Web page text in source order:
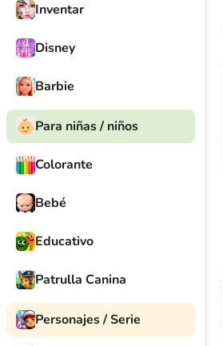
Inventar
Disney
Barbie
Para niñas / niños
Colorante
Bebé
Educativo
Patrulla Canina
Personajes / Serie